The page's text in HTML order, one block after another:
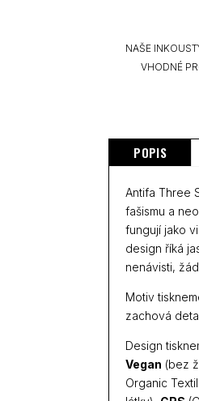
NAŠE
VHODNÉ
POPIS
Antifa Three
fašismu a
fungují jako
design říká
nenávisti,
Motiv
zachová
Design
Vegan (bez
Organic